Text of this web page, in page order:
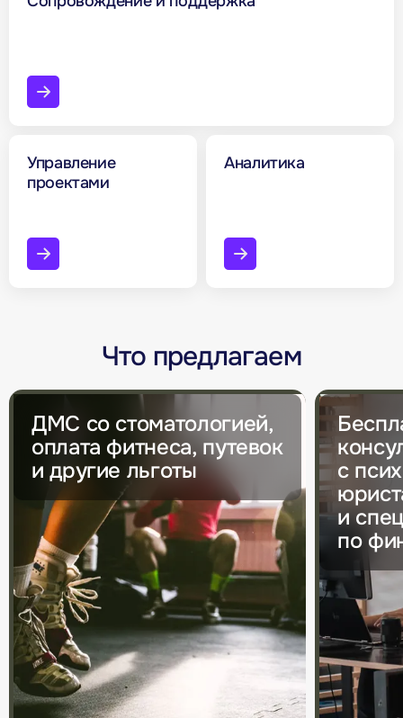
Управление
проектами
Аналитика
Что предлагаем
ДМС со стоматологией,
оплата фитнеса, путевок
и другие льготы
с
и
по